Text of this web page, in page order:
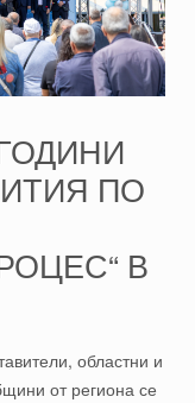
ПО
В
областни и
от региона се